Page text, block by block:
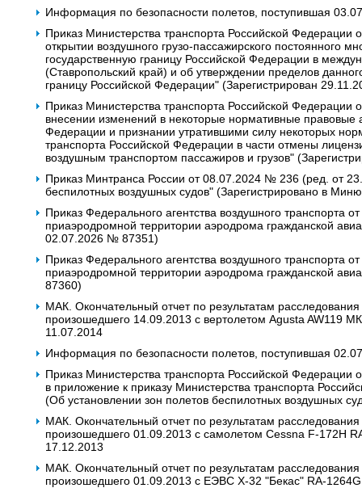
Информация по безопасности полетов, поступившая
Приказ Министерства транспорта Российской
открытии воздушного грузо-пассажирского постоянного
государственную границу Российской Федерации в
(Ставропольский край) и об утверждении пределов
границу Российской Федерации" (Зарегистрирован
Приказ Министерства транспорта Российской
внесении изменений в некоторые нормативные правовые
Федерации и признании утратившими силу некоторых
транспорта Российской Федерации в части отмены
воздушным транспортом пассажиров и грузов"
Приказ Минтранса России от 08.07.2024 № 236 (ред. от
беспилотных воздушных судов" (Зарегистрировано в
Приказ Федерального агентства воздушного транспорта
приаэродромной территории аэродрома гражданской
02.07.2026 № 87351)
Приказ Федерального агентства воздушного транспорта
приаэродромной территории аэродрома гражданской
87360)
МАК. Окончательный отчет по результатам
произошедшего 14.09.2013 с вертолетом Agusta AW119
11.07.2014
Информация по безопасности полетов, поступившая
Приказ Министерства транспорта Российской
в приложение к приказу Министерства транспорта
(Об установлении зон полетов беспилотных воздушных
МАК. Окончательный отчет по результатам
произошедшего 01.09.2013 с самолетом Cessna F-172H
17.12.2013
МАК. Окончательный отчет по результатам
произошедшего 01.09.2013 с ЕЭВС Х-32 "Бекас" RA-